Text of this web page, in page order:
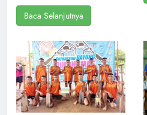
Baca Selanjutnya